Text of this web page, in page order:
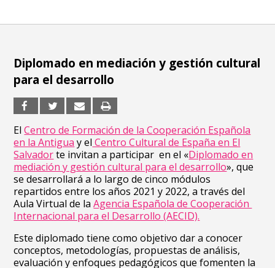
Diplomado en mediación y gestión cultural
para el desarrollo
ElCentro de Formación de la Cooperación Española
en la Antigua y el Centro Cultural de España en El
Salvadorte invitan a participar en el «Diplomado en
mediación y gestión cultural para el desarrollo», que
se desarrollará a lo largo de cinco módulos
repartidos entre los años 2021 y 2022, a través del
Aula Virtual de laAgencia Española de Cooperación
Internacional para el Desarrollo (AECID).
Este diplomado tiene como objetivo dar a conocer
conceptos, metodologías, propuestas de análisis,
evaluación y enfoques pedagógicos que fomenten la